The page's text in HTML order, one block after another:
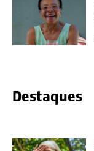
Destaques